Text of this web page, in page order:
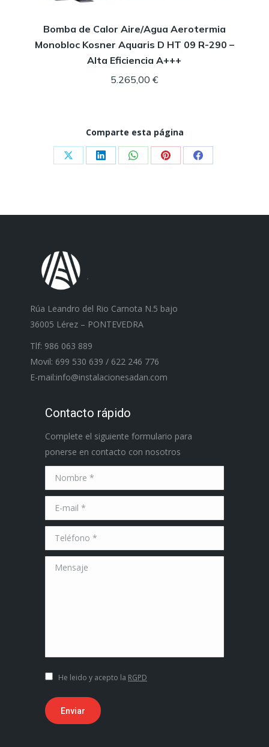
Bomba de Calor Aire/Agua Aerotermia
Monobloc Kosner Aquaris D HT 09 R-290 –
Alta Eficiencia A+++
5.265,00 €
Comparte esta página
Share Share Share Share Share
Rúa Leandro del Rio Carnota N.5 bajo
36005 Lérez – PONTEVEDRA
Tlf: 986 063 889
Movil: 699 530 639 / 622 246 776
E-mail:info@instalacionesadan.com
Contacto rápido
Complete el siguiente formulario para
ponerse en contacto con nosotros
Nombre *
E-mail *
Teléfono *
Mensaje
He leido y acepto la RGPD
Enviar